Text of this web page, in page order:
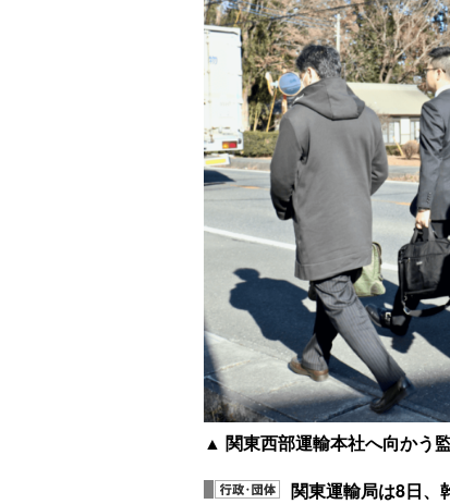
▲ 関東西部運輸本社へ向かう
関東運輸局は8日、